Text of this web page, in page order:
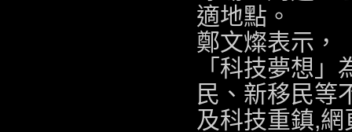
適地點。
鄭文燦表示，
「科技夢想
民、新移民等
及科技重鎮,網